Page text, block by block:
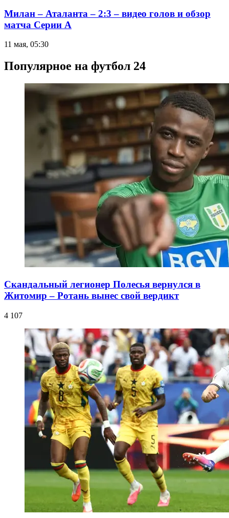
Милан – Аталанта – 2:3 – видео голов и обзор
матча Серии А
11 мая, 05:30
Популярное на футбол 24
Скандальный легионер Полесья вернулся в
Житомир – Ротань вынес свой вердикт
4 107